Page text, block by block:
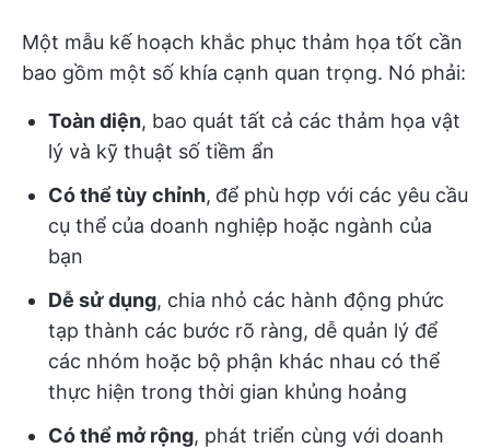
Một mẫu kế hoạch khắc phục thảm họa tốt cần
bao gồm một số khía cạnh quan trọng. Nó phải:
Toàn diện, bao quát tất cả các thảm họa vật
lý và kỹ thuật số tiềm ẩn
Có thể tùy chỉnh, để phù hợp với các yêu cầu
cụ thể của doanh nghiệp hoặc ngành của
bạn
Dễ sử dụng, chia nhỏ các hành động phức
tạp thành các bước rõ ràng, dễ quản lý để
các nhóm hoặc bộ phận khác nhau có thể
thực hiện trong thời gian khủng hoảng
Có thể mở rộng, phát triển cùng với doanh